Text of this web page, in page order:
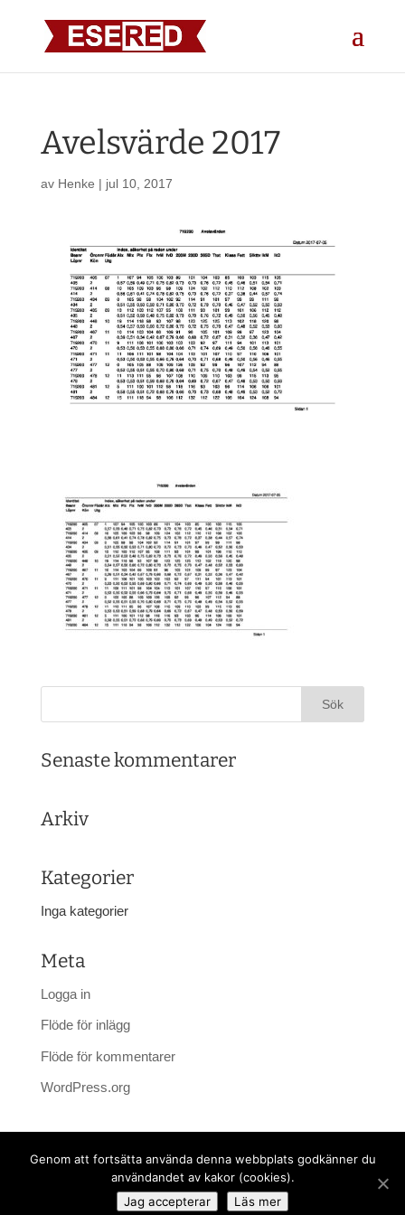
Avelsvärde 2017
av Henke | jul 10, 2017
Senaste kommentarer
Arkiv
Kategorier
Inga kategorier
Meta
Logga in
Flöde för inlägg
Flöde för kommentarer
WordPress.org
© Copyright Esereds Lantbruk. | Cookies |
Reklambyrå
Genom att fortsätta använda denna webbplats godkänner du
användandet av kakor (cookies).
Jag accepterar
Läs mer